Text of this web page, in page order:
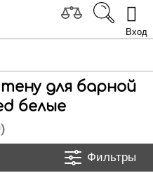
Вход
для барной
белые
Фильтры